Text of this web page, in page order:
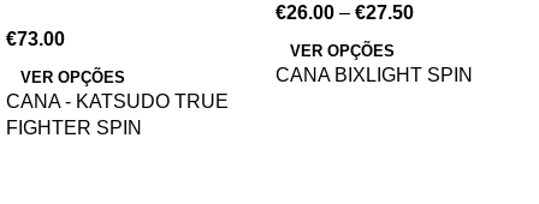
€73.00
VER OPÇÕES
CANA - KATSUDO TRUE
FIGHTER SPIN
€26.00 – €27.50
VER OPÇÕES
CANA BIXLIGHT SPIN